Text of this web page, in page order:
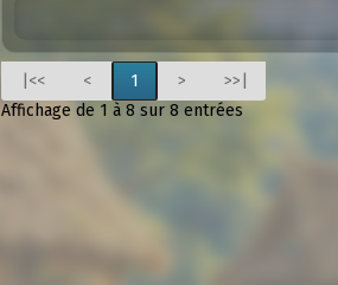
|<< < 1 >
>>|
Affichage de 1 à 8 sur 8 entrées